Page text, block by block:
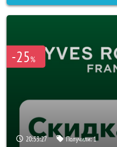
-25%
20:53:25 Получили:1